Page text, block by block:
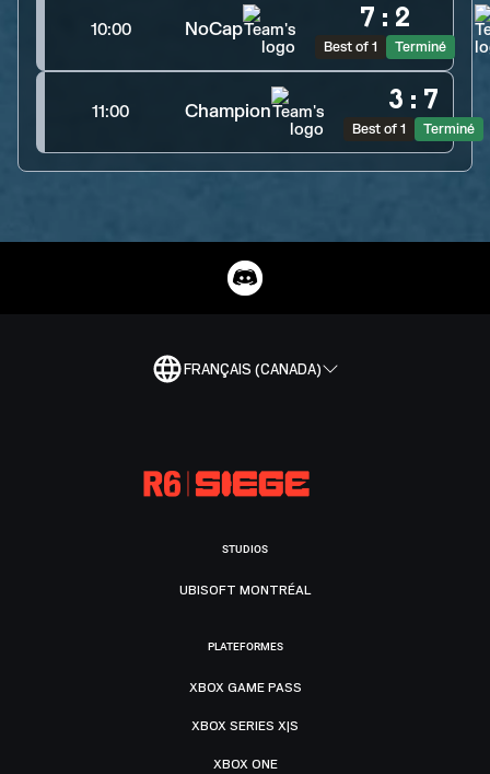
10:00 NoCap 7 : 2
Best of 1 Terminé
11:00 Champion 3 : 7
Best of 1 Terminé
FRANÇAIS (CANADA)
STUDIOS
UBISOFT MONTRÉAL
PLATEFORMES
XBOX GAME PASS
XBOX SERIES X|S
XBOX ONE